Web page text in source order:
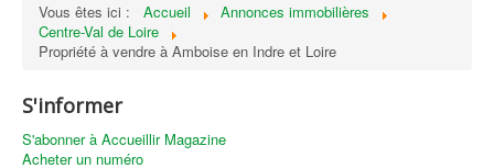
Créer / Ouvrir
S'équiper
Annonces immobilières
Vous êtes ici : Accueil
Annonces immobilières
Centre-Val de Loire
Propriété à vendre à Amboise en Indre et Loire
S'informer
S'abonner à Accueillir Magazine
Acheter un numéro